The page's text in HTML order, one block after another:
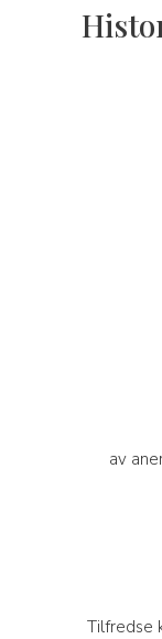
av
Tilfredse